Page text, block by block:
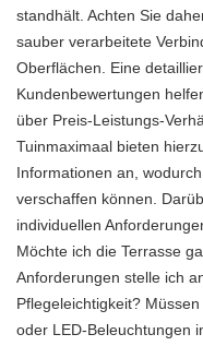
standhält. Achten Sie
sauber verarbeitete
Oberflächen. Eine
Kundenbewertungen
über Preis-Leistungs-
Tuinmaximaal bieten
Informationen an,
verschaffen können.
individuellen
Möchte ich die Terrasse
Anforderungen stelle ich
Pflegeleichtigkeit?
oder LED-Beleuchtungen